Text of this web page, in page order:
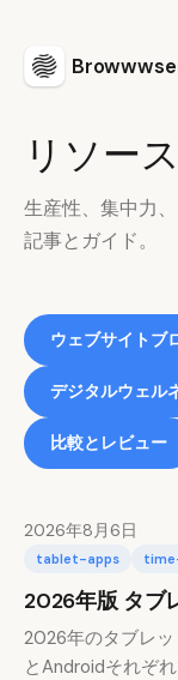
リソース
生産性、集中力
記事とガイド。
ウェブサイトブ
デジタルウェル
比較とレビュー
2026年8月6日
tablet-apps
2026年版 タブ
2026年のタブレ
とAndroidそれぞ